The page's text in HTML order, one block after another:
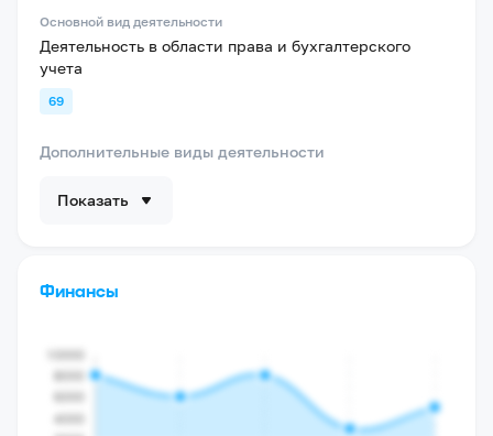
Основной вид деятельности
Деятельность в области права и бухгалтерского
учета
69
Дополнительные виды деятельности
Показать
Финансы